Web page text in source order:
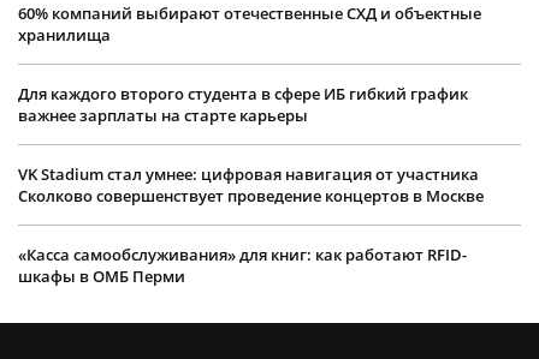
60% компаний выбирают отечественные СХД и объектные
хранилища
Для каждого второго студента в сфере ИБ гибкий график
важнее зарплаты на старте карьеры
VK Stadium стал умнее: цифровая навигация от участника
Сколково совершенствует проведение концертов в Москве
«Касса самообслуживания» для книг: как работают RFID-
шкафы в ОМБ Перми